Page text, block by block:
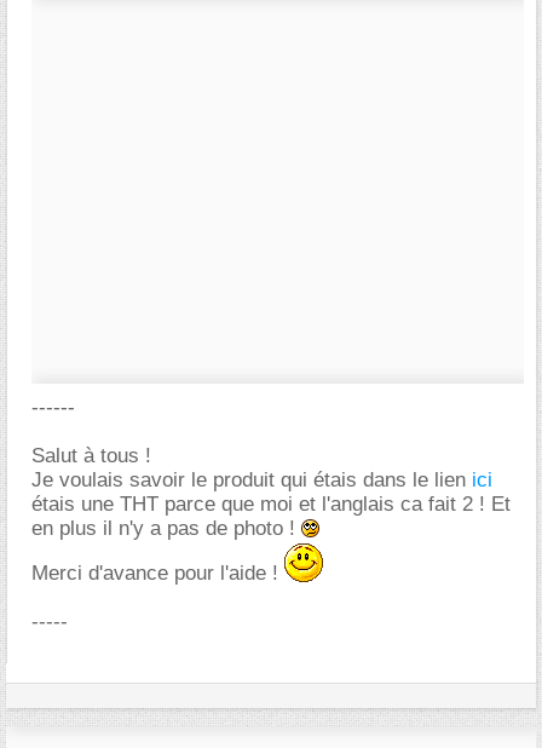
------
Salut à tous !
Je voulais savoir le produit qui étais dans le lien ici
étais une THT parce que moi et l'anglais ca fait 2 ! Et
en plus il n'y a pas de photo !
Merci d'avance pour l'aide !
-----